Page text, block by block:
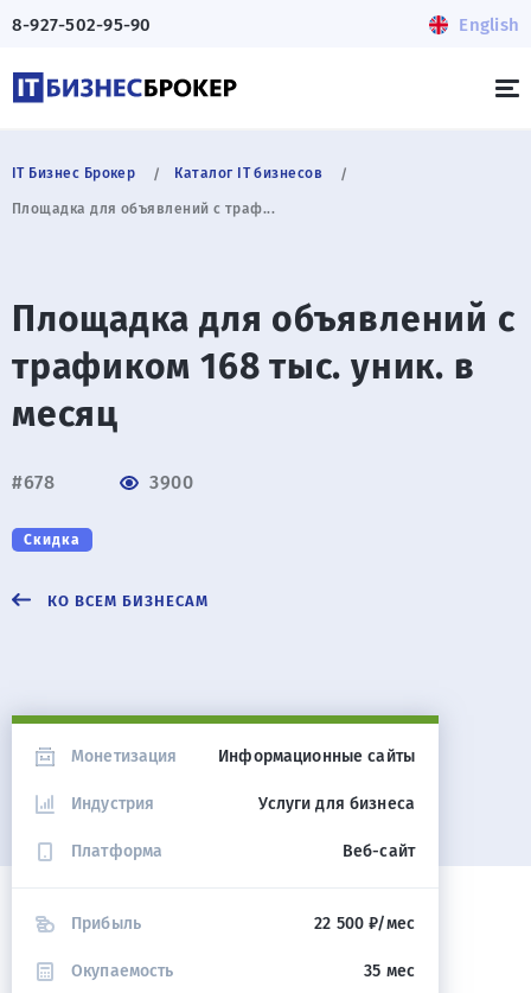
8-927-502-95-90 English
IT Бизнес Брокер Каталог IT бизнесов
Площадка для объявлений с траф...
Площадка для объявлений с
трафиком 168 тыс. уник. в
месяц
#678 3900
Скидка
КО ВСЕМ БИЗНЕСАМ
Монетизация Информационные сайты
Индустрия Услуги для бизнеса
Платформа Веб-сайт
Прибыль 22 500 ₽/мес
Окупаемость 35 мес